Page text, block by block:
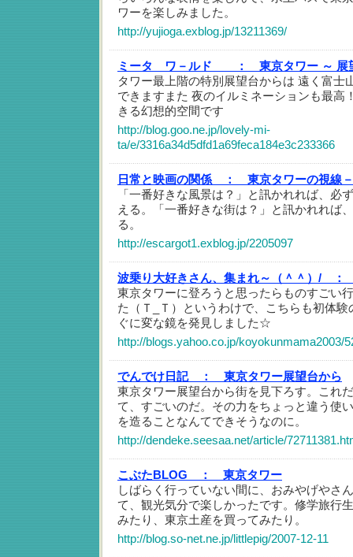
ワーを楽しみました。
http://yujioga.exblog.jp/13211369/
ミータ ワ－ルド ：
東京タワー ～ 展
タワー最上階の特別展望台からは 遠く富士
できますまた 夜のイルミネーションも最高
きる幻想的空間です
http://blog.goo.ne.jp/lovely-mi-
ta/e/3316a34d5dfd1a69feca184e3c233366
日常と映画の関係 ：
東京タワーの視線
「一番好きな風景は？」と訊かれれば、必
える。「一番好きな街は？」と訊かれれば
る。
http://escargot1.exblog.jp/2205097
波乗り大好きさん、集まれ～（＾＾）/ ：
東京タワーに登ろうと思ったらものすごい
た（Ｔ_Ｔ）というわけで、こちらも初体
ぐに変な鏡を発見しました☆
http://blogs.yahoo.co.jp/koyokunmama2003/
でんでけ日記 ：
東京タワー展望台から
東京タワー展望台から街を見下ろす。これ
て、すごいのだ。その力をちょっと違う使
を造ることなんてできそうなのに。
http://dendeke.seesaa.net/article/
こぶたBLOG ：
東京タワー
しばらく行っていない間に、おみやげやさ
て、観光気分で楽しかったです。修学旅行
みたり、東京土産を買ってみたり。
http://blog.so-net.ne.jp/littlepig/2007-12-11